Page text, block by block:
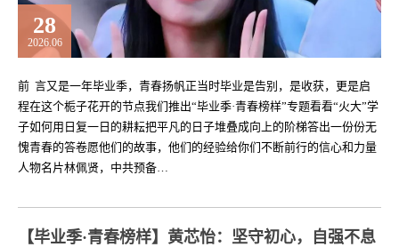
28
2026.06
前 言又是一年毕业季，青春扬帆正当时毕业是告别，是收获，更是启
程在这个栀子花开的节点我们推出“毕业季·青春榜样”专题看看“火大”学
子如何用日复一日的耕耘把平凡的日子堆叠成向上的阶梯答出一份份无
愧青春的答卷愿他们的故事，他们的经验给你们不断前行的信心和力量
人物名片林佩贤，中共预备…
【毕业季·青春榜样】黄芯怡：坚守初心，自强不息